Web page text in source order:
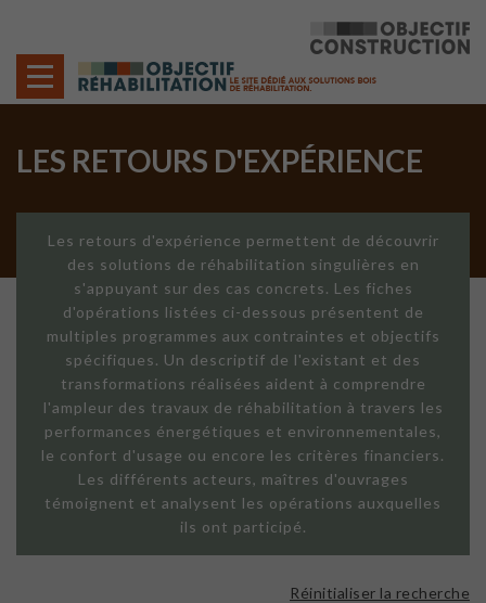
LES RETOURS D'EXPÉRIENCE
Les retours d'expérience permettent de découvrir
des solutions de réhabilitation singulières en
s'appuyant sur des cas concrets. Les fiches
d'opérations listées ci-dessous présentent de
multiples programmes aux contraintes et objectifs
spécifiques. Un descriptif de l'existant et des
transformations réalisées aident à comprendre
l'ampleur des travaux de réhabilitation à travers les
performances énergétiques et environnementales,
le confort d'usage ou encore les critères financiers.
Les différents acteurs, maîtres d'ouvrages
témoignent et analysent les opérations auxquelles
ils ont participé.
Réinitialiser la recherche